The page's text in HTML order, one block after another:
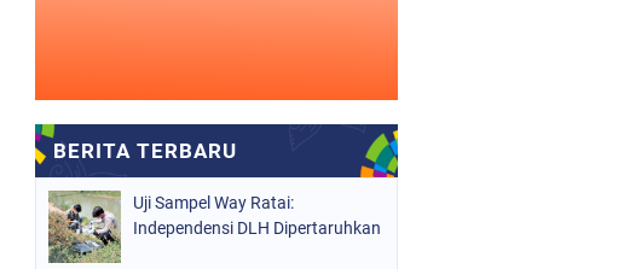
Uji Sampel Way Ratai:
Independensi DLH Dipertaruhkan